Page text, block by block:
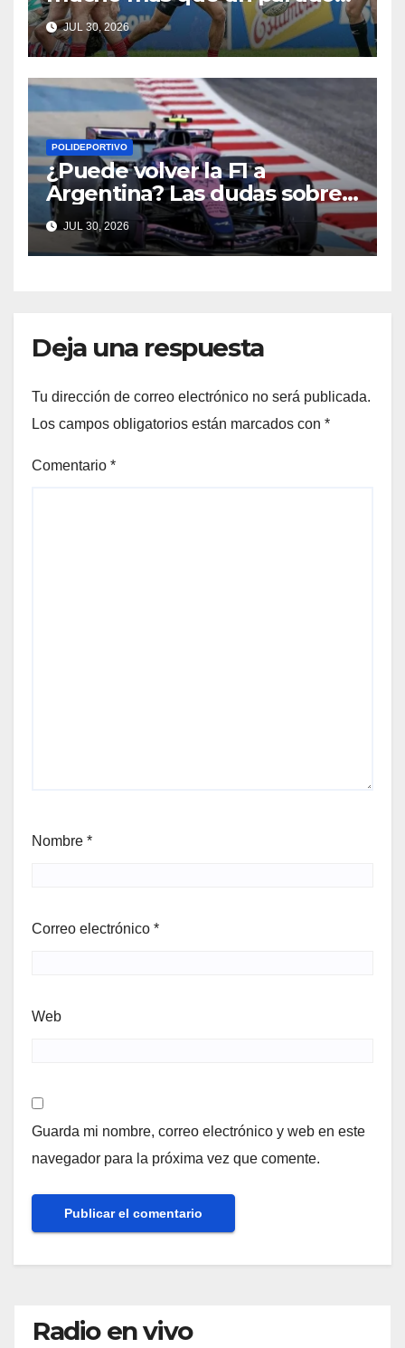
en Córdoba
JUL 30, 2026
POLIDEPORTIVO
¿Puede volver la F1 a
Argentina? Las dudas sobre
Qatar y Abu Dabi reavivan la
ilusión
JUL 30, 2026
Deja una respuesta
Tu dirección de correo electrónico no será publicada.
Los campos obligatorios están marcados con *
Comentario *
Nombre *
Correo electrónico *
Web
Guarda mi nombre, correo electrónico y web en este
navegador para la próxima vez que comente.
Radio en vivo